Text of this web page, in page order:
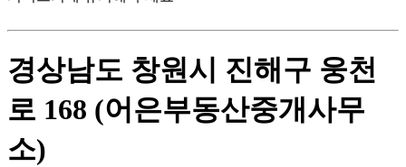
경상남도 창원시 진해구 웅천
로 168 (어은부동산중개사무
소)